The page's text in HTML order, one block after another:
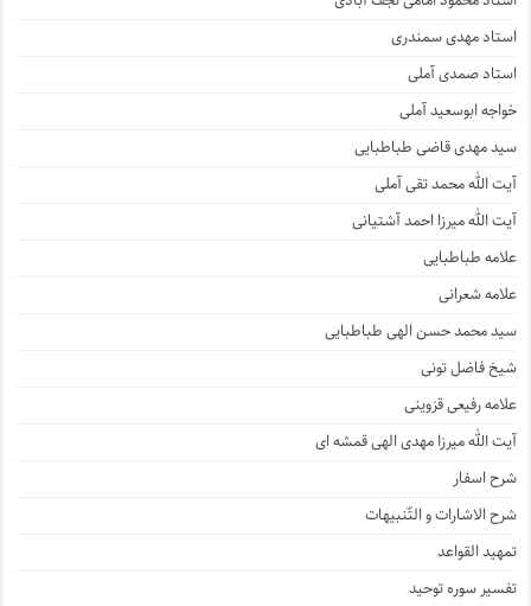
استاد مهدی سمندری
استاد صمدی آملی
خواجه ابوسعید آملی
سید مهدی قاضی طباطبایی
آیت الله محمد تقی آملی
آیت الله میرزا احمد آشتیانی
علامه طباطبایی
علامه شعرانی
سید محمد حسن الهی طباطبایی
شیخ فاضل تونی
علامه رفیعی قزوینی
آیت الله میرزا مهدی الهی قمشه ای
شرح اسفار
شرح الاشارات و التّنبیهات
تمهید القواعد
تفسیر سوره توحید